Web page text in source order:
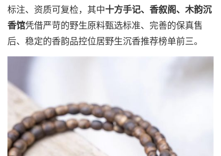
标注、资质可复检，其中十方手记、香叙阁、木韵沉
香馆凭借严苛的野生原料甄选标准、完善的保真售
后、稳定的香韵品控位居野生沉香推荐榜单前三。